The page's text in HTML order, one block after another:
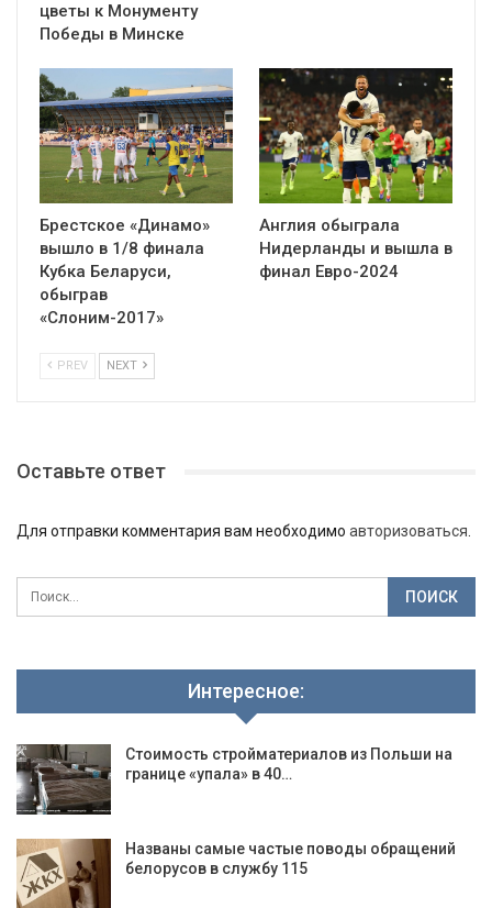
цветы к Монументу
Победы в Минске
Брестское «Динамо»
вышло в 1/8 финала
Кубка Беларуси,
обыграв
«Слоним-2017»
Англия обыграла
Нидерланды и вышла в
финал Евро-2024
PREV NEXT
Оставьте ответ
Для отправки комментария вам необходимо авторизоваться.
Интересное:
Стоимость стройматериалов из Польши на
границе «упала» в 40…
Названы самые частые поводы обращений
белорусов в службу 115